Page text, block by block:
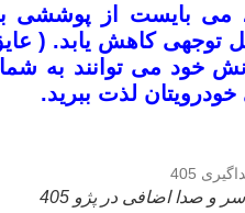
رفع مشکل صدای 405 ، می
توجهی کاهش یابد. (
خود می توانند به
لذت ببرید.
و صدا اضافی در پژو 405